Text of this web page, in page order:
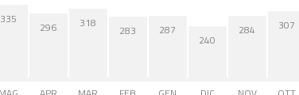
335
296 318
283 287
240
284 307